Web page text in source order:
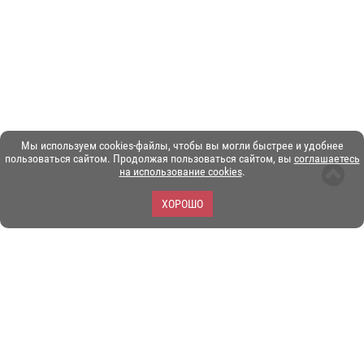
Мы используем cookies-файлы, чтобы вы могли быстрее и удобнее
пользоваться сайтом. Продолжая пользоваться сайтом, вы соглашаетесь
на использование cookies.
ХОРОШО